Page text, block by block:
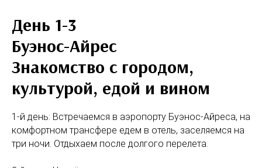
День 1-3
Буэнос-Айрес
Знакомство с городом,
культурой, едой и вином
1-й день: Встречаемся в аэропорту Буэнос-Айреса, на
комфортном трансфере едем в отель, заселяемся на
три ночи. Отдыхаем после долгого перелета.